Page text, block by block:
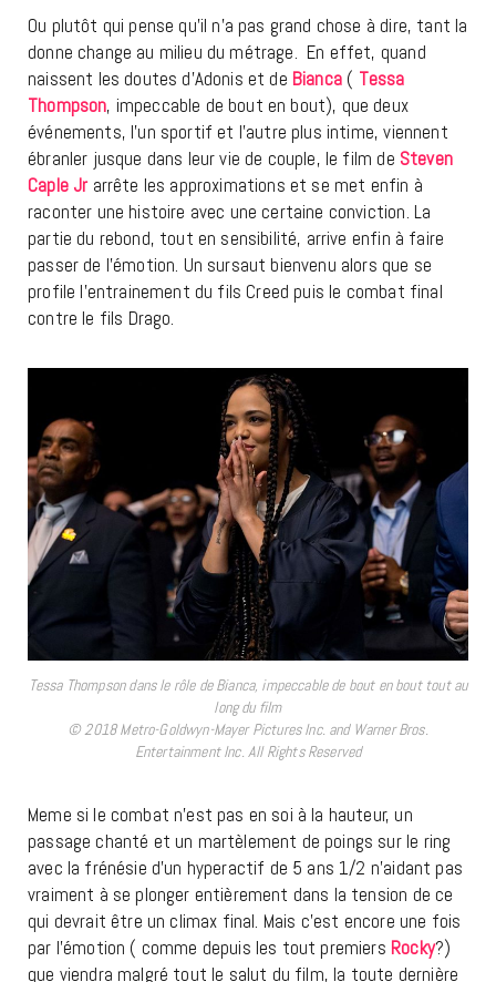
Ou plutôt qui pense qu’il n’a pas grand chose à dire, tant la
donne change au milieu du métrage. En effet, quand
naissent les doutes d’Adonis et de Bianca ( Tessa
Thompson, impeccable de bout en bout), que deux
événements, l’un sportif et l’autre plus intime, viennent
ébranler jusque dans leur vie de couple, le film de Steven
Caple Jr arrête les approximations et se met enfin à
raconter une histoire avec une certaine conviction. La
partie du rebond, tout en sensibilité, arrive enfin à faire
passer de l’émotion. Un sursaut bienvenu alors que se
profile l’entrainement du fils Creed puis le combat final
contre le fils Drago.
Tessa Thompson dans le rôle de Bianca, impeccable de bout en bout tout au
long du film
© 2018 Metro-Goldwyn-Mayer Pictures Inc. and Warner Bros.
Entertainment Inc. All Rights Reserved
Meme si le combat n’est pas en soi à la hauteur, un
passage chanté et un martèlement de poings sur le ring
avec la frénésie d’un hyperactif de 5 ans 1/2 n’aidant pas
vraiment à se plonger entièrement dans la tension de ce
qui devrait être un climax final. Mais c’est encore une fois
par l’émotion ( comme depuis les tout premiers Rocky?)
que viendra malgré tout le salut du film, la toute dernière